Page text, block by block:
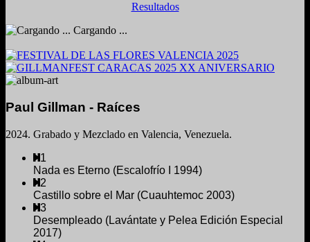
Resultados
Cargando ...
Paul Gillman - Raíces
2024. Grabado y Mezclado en Valencia, Venezuela.
1
Nada es Eterno (Escalofrío I 1994)
2
Castillo sobre el Mar (Cuauhtemoc 2003)
3
Desempleado (Lavántate y Pelea Edición Especial
2017)